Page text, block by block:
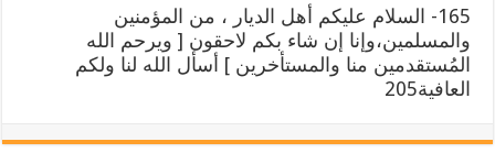
165- السلام عليكم أهل الديار ، من المؤمنين
والمسلمين،وإنا إن شاء بكم لاحقون [ ويرحم الله
المُستقدمين منا والمستأخرين ] أسأل الله لنا ولكم
العافية205